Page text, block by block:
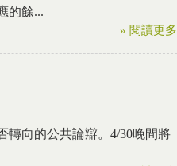
的餘...
» 閱讀更多
轉向的公共論辯。4/30晚間將